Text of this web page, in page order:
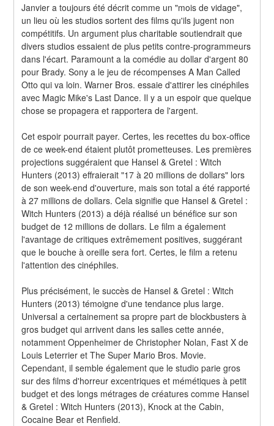
Janvier a toujours été décrit comme un "mois de vidage",
un lieu où les studios sortent des films qu'ils jugent non
compétitifs. Un argument plus charitable soutiendrait que
divers studios essaient de plus petits contre-programmeurs
dans l'écart. Paramount a la comédie au dollar d'argent 80
pour Brady. Sony a le jeu de récompenses A Man Called
Otto qui va loin. Warner Bros. essaie d'attirer les cinéphiles
avec Magic Mike's Last Dance. Il y a un espoir que quelque
chose se propagera et rapportera de l'argent.
Cet espoir pourrait payer. Certes, les recettes du box-office
de ce week-end étaient plutôt prometteuses. Les premières
projections suggéraient que Hansel & Gretel : Witch
Hunters (2013) effraierait "17 à 20 millions de dollars" lors
de son week-end d'ouverture, mais son total a été rapporté
à 27 millions de dollars. Cela signifie que Hansel & Gretel :
Witch Hunters (2013) a déjà réalisé un bénéfice sur son
budget de 12 millions de dollars. Le film a également
l'avantage de critiques extrêmement positives, suggérant
que le bouche à oreille sera fort. Certes, le film a retenu
l'attention des cinéphiles.
Plus précisément, le succès de Hansel & Gretel : Witch
Hunters (2013) témoigne d'une tendance plus large.
Universal a certainement sa propre part de blockbusters à
gros budget qui arrivent dans les salles cette année,
notamment Oppenheimer de Christopher Nolan, Fast X de
Louis Leterrier et The Super Mario Bros. Movie.
Cependant, il semble également que le studio parie gros
sur des films d'horreur excentriques et mémétiques à petit
budget et des longs métrages de créatures comme Hansel
& Gretel : Witch Hunters (2013), Knock at the Cabin,
Cocaine Bear et Renfield.